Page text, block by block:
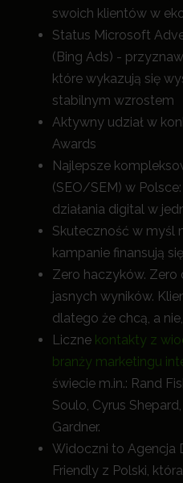
swoich klientów w
Status Microsoft
(Bing Ads) -
które wykazują się
stabilnym wzrostem
Aktywny udział w
Awards
Najlepsze
(SEO/SEM) w
działania digital w
Skuteczność w myśl
kampanie finansują
Zero haczyków. Zero
jasnych wyników.
dlatego że chcą, a
Liczne kontakty z
branży marketingu
świecie m.in.: Rand
Soulo, Cyrus
Gardner.
Widoczni to Agencja
Friendly z Polski,